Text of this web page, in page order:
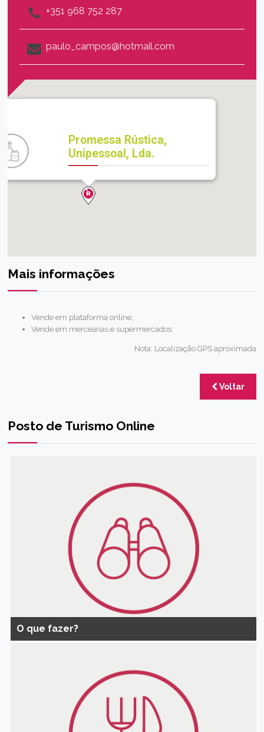
+351 968 752 287
paulo_campos@hotmail.com
Promessa Rústica,
Unipessoal, Lda.
Mais informações
Vende em plataforma online;
Vende em mercearias e supermercados;
Nota: Localização GPS aproximada
Voltar
Posto de Turismo Online
O que fazer?